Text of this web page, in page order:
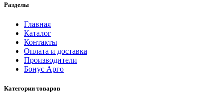
Разделы
Главная
Каталог
Контакты
Оплата и доставка
Производители
Бонус Арго
Категории товаров